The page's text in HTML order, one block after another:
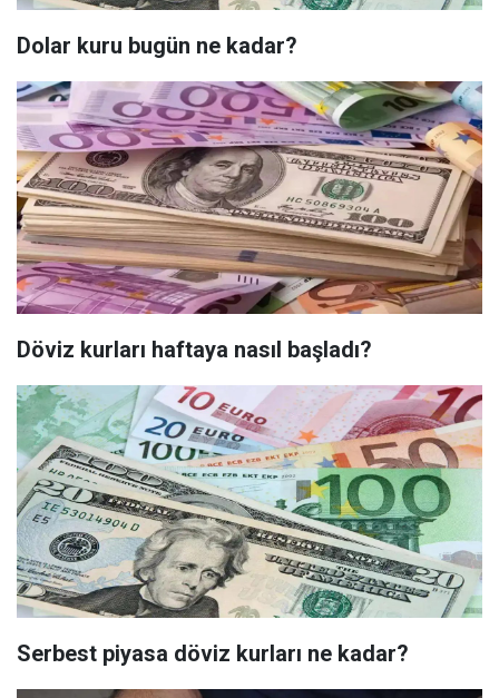
Dolar kuru bugün ne kadar?
Döviz kurları haftaya nasıl başladı?
Serbest piyasa döviz kurları ne kadar?